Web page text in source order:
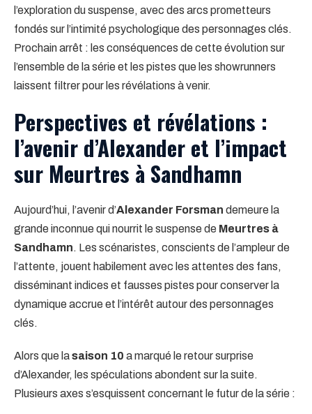
l’exploration du suspense, avec des arcs prometteurs
fondés sur l’intimité psychologique des personnages clés.
Prochain arrêt : les conséquences de cette évolution sur
l’ensemble de la série et les pistes que les showrunners
laissent filtrer pour les révélations à venir.
Perspectives et révélations :
l’avenir d’Alexander et l’impact
sur Meurtres à Sandhamn
Aujourd’hui, l’avenir d’Alexander Forsman demeure la
grande inconnue qui nourrit le suspense de Meurtres à
Sandhamn. Les scénaristes, conscients de l’ampleur de
l’attente, jouent habilement avec les attentes des fans,
disséminant indices et fausses pistes pour conserver la
dynamique accrue et l’intérêt autour des personnages
clés.
Alors que lasaison 10 a marqué le retour surprise
d’Alexander, les spéculations abondent sur la suite.
Plusieurs axes s’esquissent concernant le futur de la série :